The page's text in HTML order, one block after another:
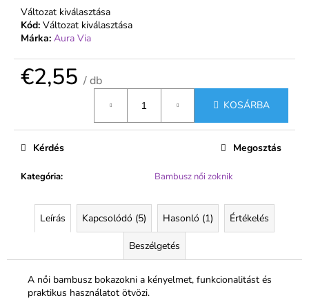
Változat kiválasztása
Kód: Változat kiválasztása
Márka: Aura Via
€2,55 / db
KOSÁRBA
Kategória: Bambusz női zoknik
Kérdés Megosztás
Leírás Kapcsolódó (5) Hasonló (1) Értékelés
Beszélgetés
A női bambusz bokazokni a kényelmet, funkcionalitást és
praktikus használatot ötvözi.